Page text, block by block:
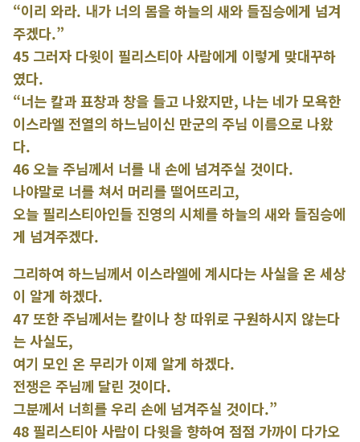
“이리 와라. 내가 너의 몸을 하늘의 새와 들짐승에게 넘겨
주겠다.”
45 그러자 다윗이 필리스티아 사람에게 이렇게 맞대꾸하
였다.
“너는 칼과 표창과 창을 들고 나왔지만, 나는 네가 모욕한
이스라엘 전열의 하느님이신 만군의 주님 이름으로 나왔
다.
46 오늘 주님께서 너를 내 손에 넘겨주실 것이다.
나야말로 너를 쳐서 머리를 떨어뜨리고,
오늘 필리스티아인들 진영의 시체를 하늘의 새와 들짐승에
게 넘겨주겠다.
그리하여 하느님께서 이스라엘에 계시다는 사실을 온 세상
이 알게 하겠다.
47 또한 주님께서는 칼이나 창 따위로 구원하시지 않는다
는 사실도,
여기 모인 온 무리가 이제 알게 하겠다.
전쟁은 주님께 달린 것이다.
그분께서 너희를 우리 손에 넘겨주실 것이다.”
48 필리스티아 사람이 다윗을 향하여 점점 가까이 다가오